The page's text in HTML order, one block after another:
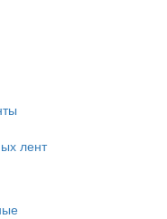
лент